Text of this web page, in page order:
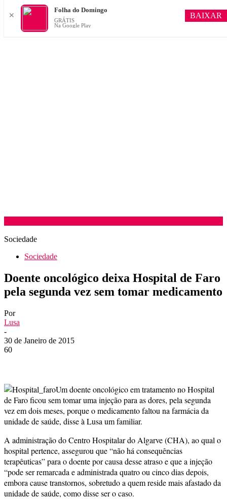
Sociedade
Sociedade
Doente oncológico deixa Hospital de Faro
pela segunda vez sem tomar medicamento
Por
Lusa
-
30 de Janeiro de 2015
60
Um doente oncológico em tratamento no Hospital
de Faro ficou sem tomar uma injeção para as dores, pela segunda
vez em dois meses, porque o medicamento faltou na farmácia da
unidade de saúde, disse à Lusa um familiar.
A administração do Centro Hospitalar do Algarve (CHA), ao qual o
hospital pertence, assegurou que “não há consequências
terapêuticas” para o doente por causa desse atraso e que a injeção
“pode ser remarcada e administrada quatro ou cinco dias depois,
embora cause transtornos, sobretudo a quem reside mais afastado da
unidade de saúde, como disse ser o caso.
✕
Folha do Domingo
GRÁTIS
Na Google Play
BAIXAR